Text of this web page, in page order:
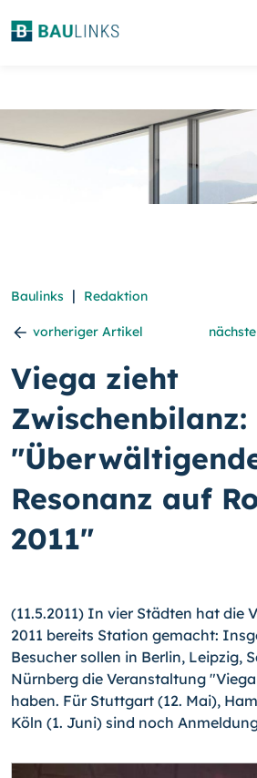
Baulinks | Redaktion
vorheriger Artikel
Viega zieht
Zwischenbilanz:
Resonanz auf
2011"
(11.5.2011) In vier Städten hat die
2011 bereits Station gemacht:
Besucher sollen in Berlin, Leipzig,
Nürnberg die Veranstaltung
haben. Für Stuttgart (12. Mai),
Köln (1. Juni) sind noch